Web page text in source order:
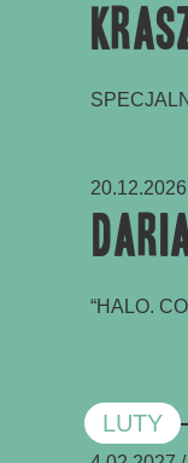
“HALO.
LUTY